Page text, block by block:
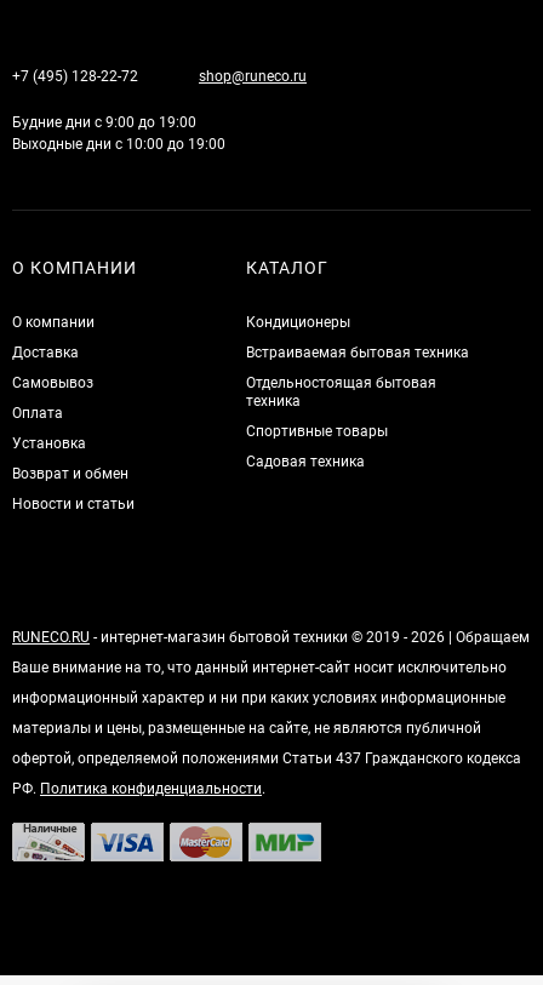
+7 (495) 128-22-72 shop@runeco.ru
Будние дни с 9:00 до 19:00
Выходные дни с 10:00 до 19:00
О КОМПАНИИ
О компании
Доставка
Самовывоз
Оплата
Установка
Возврат и обмен
Новости и статьи
КАТАЛОГ
Кондиционеры
Встраиваемая бытовая техника
Отдельностоящая бытовая
техника
Спортивные товары
Садовая техника
RUNECO.RU - интернет-магазин бытовой техники © 2019 - 2026 | Обращаем
Ваше внимание на то, что данный интернет-сайт носит исключительно
информационный характер и ни при каких условиях информационные
материалы и цены, размещенные на сайте, не являются публичной
офертой, определяемой положениями Статьи 437 Гражданского кодекса
РФ. Политика конфиденциальности.